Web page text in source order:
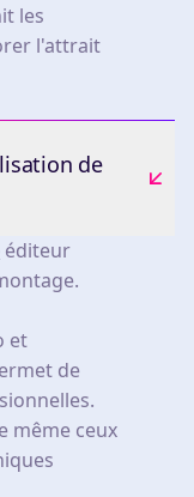
les
l'attrait
de
éditeur
et
de
même ceux